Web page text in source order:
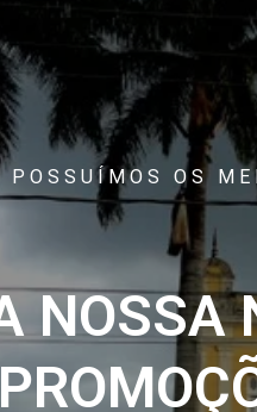
POSSUÍMOS OS
NOSSA